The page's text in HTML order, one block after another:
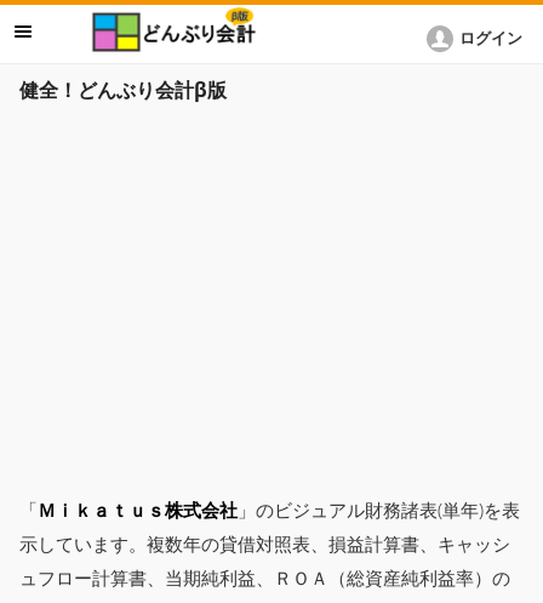
健全！どんぶり会計β版
ログイン
「Ｍｉｋａｔｕｓ株式会社 」のビジュアル財務諸表(単年)を表
示しています。複数年の貸借対照表、損益計算書、キャッシ
ュフロー計算書、当期純利益、ＲＯＡ（総資産純利益率）の